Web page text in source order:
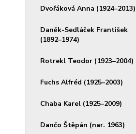
Dvořáková Anna (1924–2013)
Daněk-Sedláček František
(1892–1974)
Rotrekl Teodor (1923–2004)
Fuchs Alfréd (1925–2003)
Chaba Karel (1925–2009)
Dančo Štěpán (nar. 1963)